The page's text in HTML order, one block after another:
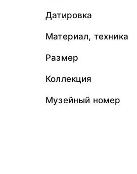
Датировка
Материал, техника
Размер
Коллекция
Музейный номер